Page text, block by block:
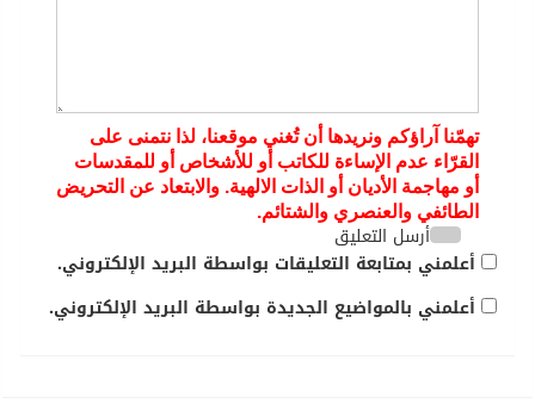
تهمّنا آراؤكم ونريدها أن تُغني موقعنا، لذا نتمنى على
القرّاء عدم الإساءة للكاتب أو للأشخاص أو للمقدسات
أو مهاجمة الأديان أو الذات الالهية. والابتعاد عن التحريض
الطائفي والعنصري والشتائم.
أرسل التعليق
أعلمني بمتابعة التعليقات بواسطة البريد الإلكتروني.
أعلمني بالمواضيع الجديدة بواسطة البريد الإلكتروني.